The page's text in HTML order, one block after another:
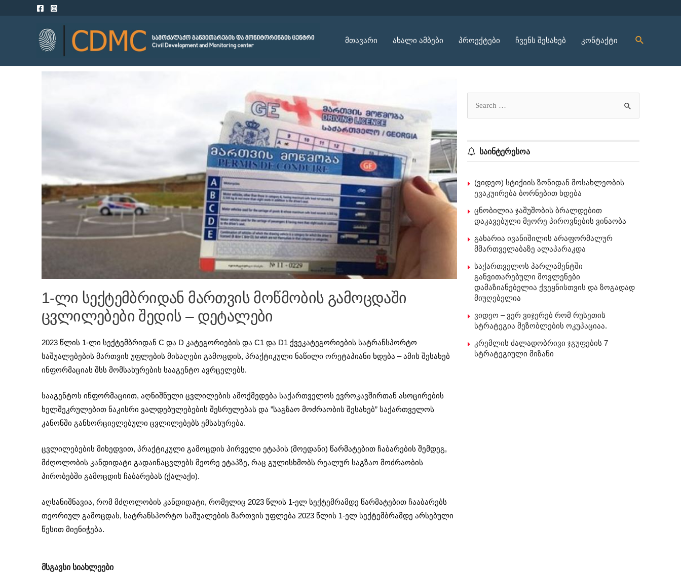
მთავარი ახალი ამბები პროექტები ჩვენს შესახებ კონტაქტი
1-ლი სექტემბრიდან მართვის მოწმობის გამოცდაში
ცვლილებები შედის – დეტალები
2023 წლის 1-ლი სექტემბრიდან C და D კატეგორიების და C1 და D1 ქვეკატეგორიების სატრანსპორტო
საშუალებების მართვის უფლების მისაღები გამოცდის, პრაქტიკული ნაწილი ორეტაპიანი ხდება – ამის შესახებ
ინფორმაციას შსს მომსახურების სააგენტო ავრცელებს.
სააგენტოს ინფორმაციით, აღნიშნული ცვლილების ამოქმედება საქართველოს ევროკავშირთან ასოცირების
ხელშეკრულებით ნაკისრი ვალდებულებების შესრულებას და ”საგზაო მოძრაობის შესახებ” საქართველოს
კანონში განხორციელებული ცვლილებებს ემსახურება.
ცვლილებების მიხედვით, პრაქტიკული გამოცდის პირველი ეტაპის (მოედანი) წარმატებით ჩაბარების შემდეგ,
მძღოლობის კანდიდატი გადაინაცვლებს მეორე ეტაპზე, რაც გულისხმობს რეალურ საგზაო მოძრაობის
პირობებში გამოცდის ჩაბარებას (ქალაქი).
აღსანიშნავია, რომ მძღოლობის კანდიდატი, რომელიც 2023 წლის 1-ელ სექტემრამდე წარმატებით ჩააბარებს
თეორიულ გამოცდას, სატრანსპორტო საშუალების მართვის უფლება 2023 წლის 1-ელ სექტემბრამდე არსებული
წესით მიენიჭება.
მსგავსი სიახლეები
საინტერესოა
(ვიდეო) სტიქიის ზონიდან მოსახლეობის
ევაკუირება ბორნებით ხდება
ცნობილია ჯაშუშობის ბრალდებით
დაკავებული მეორე პიროვნების ვინაობა
გახარია ივანიშილის არაფორმალურ
მმართველაბაზე ალაპარაკდა
საქართველოს პარლამენტში
განვითარებული მოვლენები
დამაზიანებელია ქვეყნისთვის და ზოგადად
მიუღებელია
ვიდეო – ვერ ვიჯერებ რომ რუსეთის
სტრატეგია მეზობლების ოკუპაციაა.
კრემლის ძალადობრივი ჯგუფების 7
სტრატეგიული მიზანი